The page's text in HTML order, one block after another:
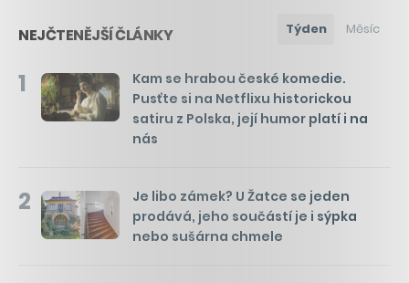
NEJČTENĚJŠÍ ČLÁNKY Týden Měsíc
1
Kam se hrabou české komedie.
Pusťte si na Netflixu historickou
satiru z Polska, její humor platí i na
nás
2
Je libo zámek? U Žatce se jeden
prodává, jeho součástí je i sýpka
nebo sušárna chmele